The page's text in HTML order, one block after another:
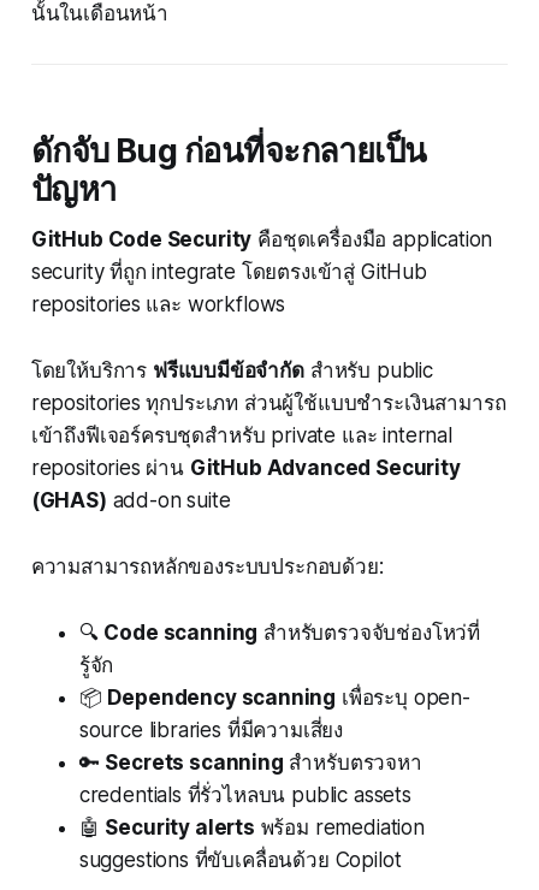
นั้นในเดือนหน้า
ดักจับ Bug ก่อนที่จะกลายเป็น
ปัญหา
GitHub Code Security คือชุดเครื่องมือ application
security ที่ถูก integrate โดยตรงเข้าสู่ GitHub
repositories และ workflows
โดยให้บริการ ฟรีแบบมีข้อจำกัดสำหรับ public
repositories ทุกประเภท ส่วนผู้ใช้แบบชำระเงินสามารถ
เข้าถึงฟีเจอร์ครบชุดสำหรับ private และ internal
repositories ผ่าน GitHub Advanced Security
(GHAS) add-on suite
ความสามารถหลักของระบบประกอบด้วย:
🔍 Code scanning สำหรับตรวจจับช่องโหว่ที่
รู้จัก
📦 Dependency scanning เพื่อระบุ open-
source libraries ที่มีความเสี่ยง
🔑 Secrets scanning สำหรับตรวจหา
credentials ที่รั่วไหลบน public assets
🤖 Security alerts พร้อม remediation
suggestions ที่ขับเคลื่อนด้วย Copilot